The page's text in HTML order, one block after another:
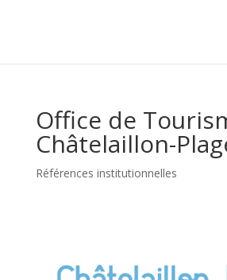
Office de
Châtelaillon-
Références institutionnelles